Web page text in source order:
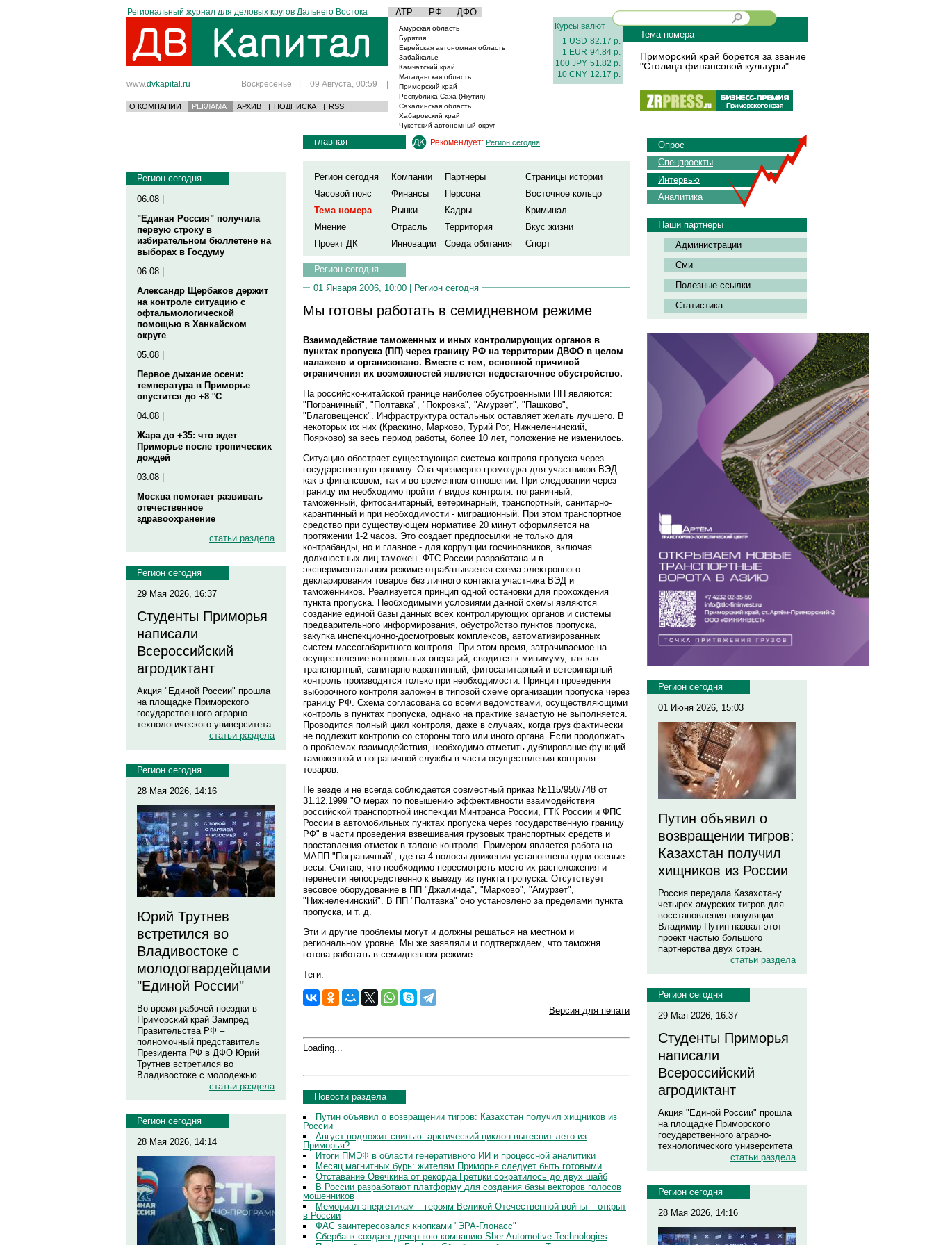
Региональный журнал для деловых кругов Дальнего Востока АТР РФ ДФО
www.dvkapital.ru Воскресенье | 09 Августа, 00:59 |
О КОМПАНИИ РЕКЛАМА АРХИВ | ПОДПИСКА | RSS |
Амурская область
Бурятия
Еврейская автономная область
Забайкалье
Камчатский край
Магаданская область
Приморский край
Республика Саха (Якутия)
Сахалинская область
Хабаровский край
Чукотский автономный округ
Курсы валют
1 USD 82.17 р.
1 EUR 94.84 р.
100 JPY 51.82 р.
10 CNY 12.17 р.
Тема номера
Приморский край борется за звание
"Столица финансовой культуры"
Регион сегодня
06.08 |
"Единая Россия" получила
первую строку в
избирательном бюллетене на
выборах в Госдуму
06.08 |
Александр Щербаков держит
на контроле ситуацию с
офтальмологической
помощью в Ханкайском
округе
05.08 |
Первое дыхание осени:
температура в Приморье
опустится до +8 °C
04.08 |
Жара до +35: что ждет
Приморье после тропических
дождей
03.08 |
Москва помогает развивать
отечественное
здравоохранение
статьи раздела
Регион сегодня
29 Мая 2026, 16:37
Студенты Приморья
написали
Всероссийский
агродиктант
Акция "Единой России" прошла
на площадке Приморского
государственного аграрно-
технологического университета
статьи раздела
Регион сегодня
28 Мая 2026, 14:16
Юрий Трутнев
встретился во
Владивостоке с
молодогвардейцами
"Единой России"
Во время рабочей поездки в
Приморский край Зампред
Правительства РФ –
полномочный представитель
Президента РФ в ДФО Юрий
Трутнев встретился во
Владивостоке с молодежью.
статьи раздела
Регион сегодня
28 Мая 2026, 14:14
главная Рекомендует: Регион сегодня
Регион сегодня Компании Партнеры
Страницы истории
Часовой пояс
Финансы Персона
Восточное кольцо
Тема номера
Рынки Кадры
Криминал
Мнение
Отрасль Территория
Вкус жизни
Проект ДК
Инновации Среда обитания Спорт
Регион сегодня
01 Января 2006, 10:00 | Регион сегодня
Мы готовы работать в семидневном режиме
Взаимодействие таможенных и иных контролирующих органов в
пунктах пропуска (ПП) через границу РФ на территории ДВФО в целом
налажено и организовано. Вместе с тем, основной причиной
ограничения их возможностей является недостаточное обустройство.
На российско-китайской границе наиболее обустроенными ПП являются:
"Пограничный", "Полтавка", "Покровка", "Амурзет", "Пашково",
"Благовещенск". Инфраструктура остальных оставляет желать лучшего. В
некоторых их них (Краскино, Марково, Турий Рог, Нижнеленинский,
Поярково) за весь период работы, более 10 лет, положение не изменилось.
Ситуацию обостряет существующая система контроля пропуска через
государственную границу. Она чрезмерно громоздка для участников ВЭД
как в финансовом, так и во временном отношении. При следовании через
границу им необходимо пройти 7 видов контроля: пограничный,
таможенный, фитосанитарный, ветеринарный, транспортный, санитарно-
карантинный и при необходимости - миграционный. При этом транспортное
средство при существующем нормативе 20 минут оформляется на
протяжении 1-2 часов. Это создает предпосылки не только для
контрабанды, но и главное - для коррупции госчиновников, включая
должностных лиц таможен. ФТС России разработана и в
экспериментальном режиме отрабатывается схема электронного
декларирования товаров без личного контакта участника ВЭД и
таможенников. Реализуется принцип одной остановки для прохождения
пункта пропуска. Необходимыми условиями данной схемы являются
создание единой базы данных всех контролирующих органов и системы
предварительного информирования, обустройство пунктов пропуска,
закупка инспекционно-досмотровых комплексов, автоматизированных
систем массогабаритного контроля. При этом время, затрачиваемое на
осуществление контрольных операций, сводится к минимуму, так как
транспортный, санитарно-карантинный, фитосанитарный и ветеринарный
контроль производятся только при необходимости. Принцип проведения
выборочного контроля заложен в типовой схеме организации пропуска через
границу РФ. Схема согласована со всеми ведомствами, осуществляющими
контроль в пунктах пропуска, однако на практике зачастую не выполняется.
Проводится полный цикл контроля, даже в случаях, когда груз фактически
не подлежит контролю со стороны того или иного органа. Если продолжать
о проблемах взаимодействия, необходимо отметить дублирование функций
таможенной и пограничной службы в части осуществления контроля
товаров.
Не везде и не всегда соблюдается совместный приказ №115/950/748 от
31.12.1999 "О мерах по повышению эффективности взаимодействия
российской транспортной инспекции Минтранса России, ГТК России и ФПС
России в автомобильных пунктах пропуска через государственную границу
РФ" в части проведения взвешивания грузовых транспортных средств и
проставления отметок в талоне контроля. Примером является работа на
МАПП "Пограничный", где на 4 полосы движения установлены одни осевые
весы. Считаю, что необходимо пересмотреть место их расположения и
перенести непосредственно к выезду из пункта пропуска. Отсутствует
весовое оборудование в ПП "Джалинда", "Марково", "Амурзет",
"Нижнеленинский". В ПП "Полтавка" оно установлено за пределами пункта
пропуска, и т. д.
Эти и другие проблемы могут и должны решаться на местном и
региональном уровне. Мы же заявляли и подтверждаем, что таможня
готова работать в семидневном режиме.
Теги:
Версия для печати
Loading...
Новости раздела
Путин объявил о возвращении тигров: Казахстан получил хищников из
России
Август подложит свинью: арктический циклон вытеснит лето из
Приморья?
Итоги ПМЭФ в области генеративного ИИ и процессной аналитики
Месяц магнитных бурь: жителям Приморья следует быть готовыми
Отставание Овечкина от рекорда Гретцки сократилось до двух шайб
В России разработают платформу для создания базы векторов голосов
мошенников
Мемориал энергетикам – героям Великой Отечественной войны – открыт
в России
ФАС заинтересовался кнопками "ЭРА-Глонасс"
Сбербанк создает дочернюю компанию Sber Automotive Technologies
Опрос
Спецпроекты
Интервью
Аналитика
Наши партнеры
Администрации
Сми
Полезные ссылки
Статистика
Регион сегодня
01 Июня 2026, 15:03
Путин объявил о
возвращении тигров:
Казахстан получил
хищников из России
Россия передала Казахстану
четырех амурских тигров для
восстановления популяции.
Владимир Путин назвал этот
проект частью большого
партнерства двух стран.
статьи раздела
Регион сегодня
29 Мая 2026, 16:37
Студенты Приморья
написали
Всероссийский
агродиктант
Акция "Единой России" прошла
на площадке Приморского
государственного аграрно-
технологического университета
статьи раздела
Регион сегодня
28 Мая 2026, 14:16